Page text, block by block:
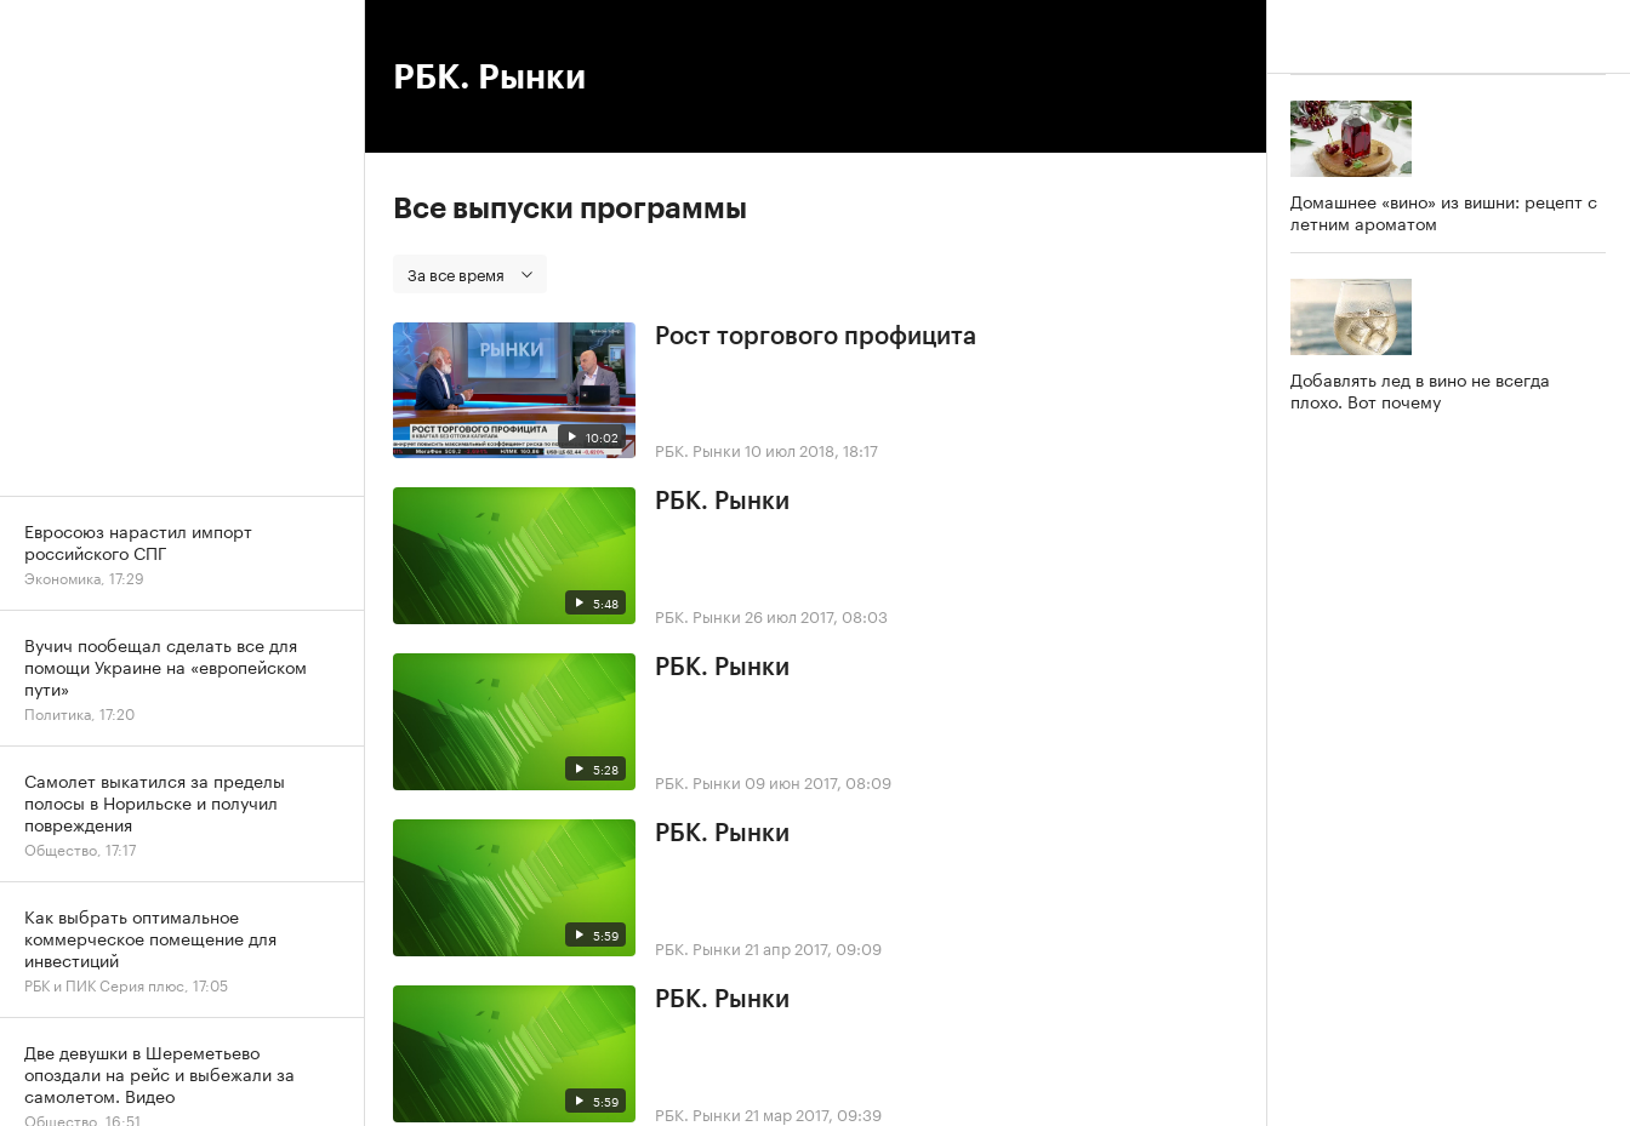
РБК. Рынки
Все выпуски программы
За все время
10:02
Рост торгового профицита
РБК. Рынки 10 июл 2018, 18:17
5:48
РБК. Рынки
РБК. Рынки 26 июл 2017, 08:03
5:28
РБК. Рынки
РБК. Рынки 09 июн 2017, 08:09
5:59
РБК. Рынки
РБК. Рынки 21 апр 2017, 09:09
5:59
РБК. Рынки
РБК. Рынки 21 мар 2017, 09:39
Домашнее «вино» из вишни: рецепт с
летним ароматом
Добавлять лед в вино не всегда
плохо. Вот почему
Евросоюз нарастил импорт
российского СПГ
Экономика, 17:29
Вучич пообещал сделать все для
помощи Украине на «европейском
пути»
Политика, 17:20
Самолет выкатился за пределы
полосы в Норильске и получил
повреждения
Общество, 17:17
Как выбрать оптимальное
коммерческое помещение для
инвестиций
РБК и ПИК Серия плюс, 17:05
Две девушки в Шереметьево
опоздали на рейс и выбежали за
самолетом. Видео
Общество, 16:51